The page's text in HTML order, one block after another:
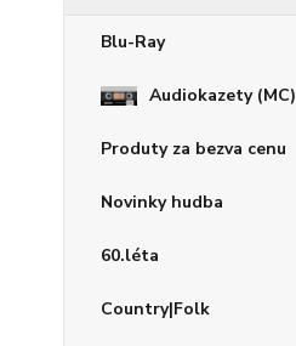
Blu-Ray
Audiokazety (MC)
Produty za bezva cenu
Novinky hudba
60.léta
Country|Folk